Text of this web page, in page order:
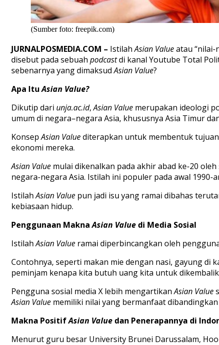
(Sumber foto: freepik.com)
JURNALPOSMEDIA.COM – Istilah Asian Valueatau “nilai-
disebut pada sebuah podcastdi kanal Youtube Total P
sebenarnya yangdimaksud Asian Value?
Apa Itu Asian Value?
Dikutip dari unja.ac.id, Asian Value merupakan ideologi
umum di negara–negara Asia, khususnya Asia Timur
Konsep Asian Valuediterapkan untuk membentuktujuan
ekonomi mereka.
Asian Value mulai dikenalkan pada akhirabad ke-20 oleh
negara-negara Asia. Istilah ini populer pada awal 1990-
Istilah Asian Value pun jadi isu yang ramai dibahas
kebiasaan hidup.
Penggunaan Makna Asian Value di Media Sosial
Istilah Asian Value ramai diperbincangkan oleh
Contohnya, seperti makan mie dengan nasi, gayungdi
peminjam kenapa kita butuh uang kita untuk
Pengguna sosial media X lebih mengartikan Asian Value
Asian Value memiliki nilai yang bermanfaatdibandingkan
Makna PositifAsian Value dan Penerapannya di
Menurut guru besar University Brunei Darussalam, H